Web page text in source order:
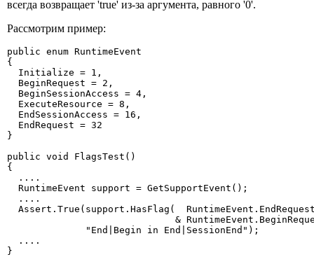
всегда возвращает 'true' из-за аргумента, равного '0'.
Рассмотрим пример:
public enum RuntimeEvent
{
  Initialize = 1,
  BeginRequest = 2,
  BeginSessionAccess = 4,
  ExecuteResource = 8,
  EndSessionAccess = 16,
  EndRequest = 32
}
public void FlagsTest()
{
  ....
  RuntimeEvent support = GetSupportEvent();
  ....
Assert.True(support.HasFlag(
&
              "End|Begin in End|SessionEnd");
  ....
}